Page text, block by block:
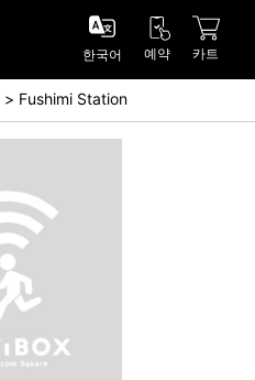
한국어 예약 카트
Fushimi Station